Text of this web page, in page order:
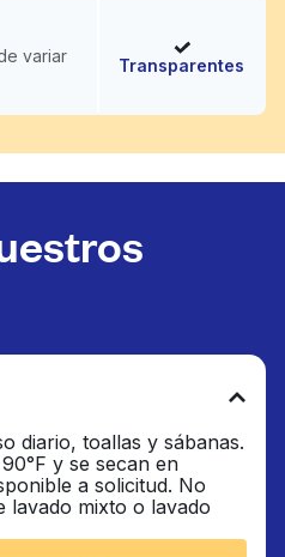
variar Transparentes
diario, toallas y sábanas.
y se secan en
a solicitud. No
lavado mixto o lavado